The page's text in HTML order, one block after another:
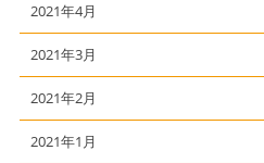
2021年4月
2021年3月
2021年2月
2021年1月